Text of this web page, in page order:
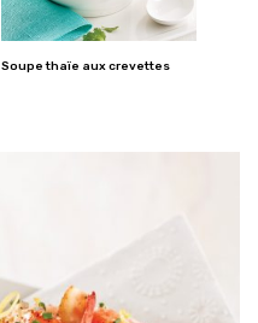
Soupe thaïe aux crevettes